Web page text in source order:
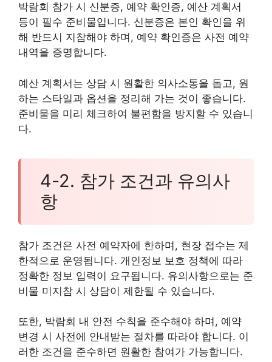
박람회 참가 시 신분증, 예약 확인증, 예산 계획서
등이 필수 준비물입니다. 신분증은 본인 확인을 위
해 반드시 지참해야 하며, 예약 확인증은 사전 예약
내역을 증명합니다.
예산 계획서는 상담 시 원활한 의사소통을 돕고, 원
하는 스타일과 옵션을 정리해 가는 것이 좋습니다.
준비물을 미리 체크하여 불편함을 방지할 수 있습니
다.
4-2. 참가 조건과 유의사
항
참가 조건은 사전 예약자에 한하며, 현장 접수는 제
한적으로 운영됩니다. 개인정보 보호 정책에 따라
정확한 정보 입력이 요구됩니다. 유의사항으로는 준
비물 미지참 시 상담이 제한될 수 있습니다.
또한, 박람회 내 안전 수칙을 준수해야 하며, 예약
변경 시 사전에 안내받는 절차를 따라야 합니다. 이
러한 조건을 준수하면 원활한 참여가 가능합니다.